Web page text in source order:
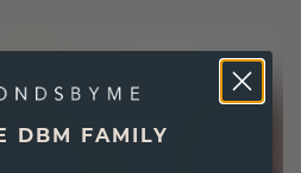
DBM FAMILY